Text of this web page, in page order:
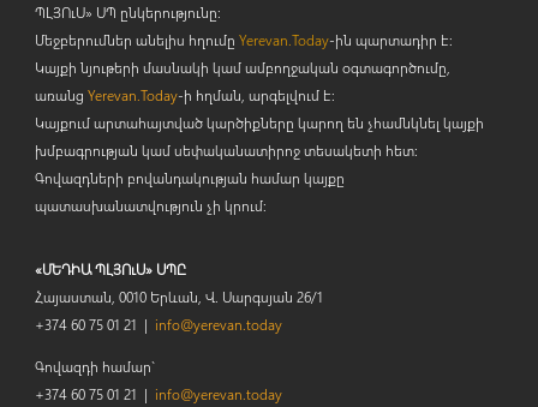
ՊԼՅՈւՍ» ՍՊ ընկերությունը։
Մեջբերումներ անելիս հղումը Yerevan.Today-ին պարտադիր է:
Կայքի նյութերի մասնակի կամ ամբողջական օգտագործումը,
առանց Yerevan.Today-ի հղման, արգելվում է:
Կայքում արտահայտված կարծիքները կարող են չհամնկնել կայքի
խմբագրության կամ սեփականատիրոջ տեսակետի հետ:
Գովազդների բովանդակության համար կայքը
պատասխանատվություն չի կրում:
«ՄԵԴԻԱ ՊԼՅՈւՍ» ՍՊԸ
Հայաստան, 0010 Երևան, Վ. Սարգսյան 26/1
+374 60 75 01 21 | info@yerevan.today
Գովազդի համար`
+374 60 75 01 21 | info@yerevan.today